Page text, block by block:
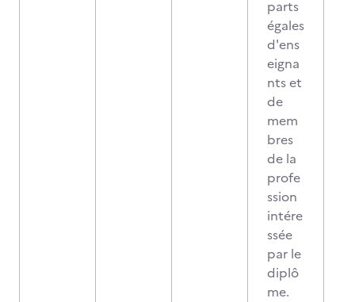
parts
égales
d'ens
eigna
nts et
de
mem
bres
de la
profe
ssion
intére
ssée
par le
diplô
me.